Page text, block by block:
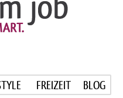
FREIZEIT BLOG